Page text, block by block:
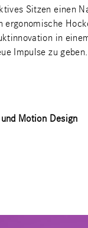
Sitzen einen
in
Impulse zu geben.
Motion Design